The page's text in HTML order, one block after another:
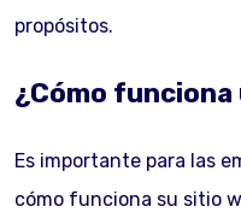
propósitos.
¿Cómo
Es importante para las
cómo funciona su sitio